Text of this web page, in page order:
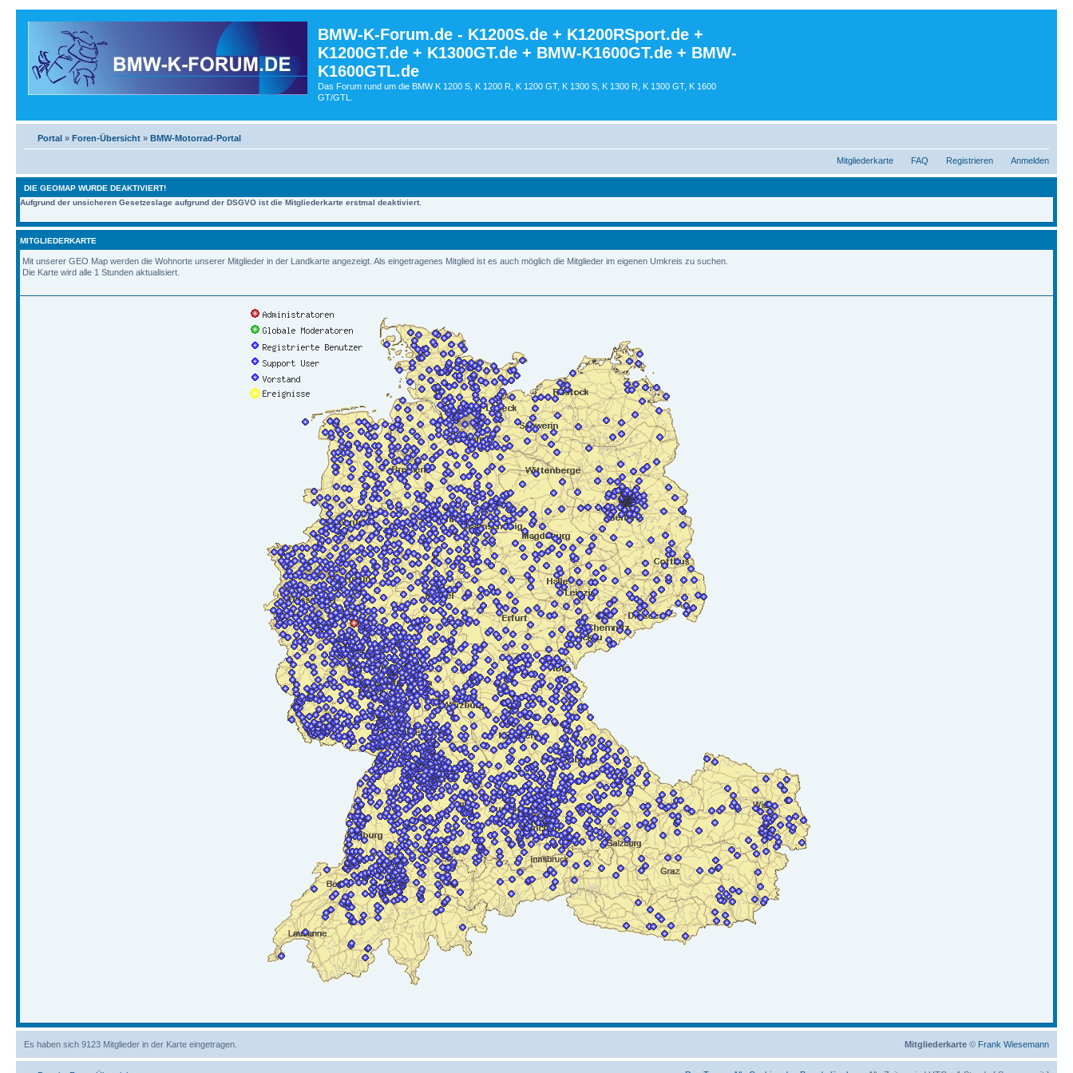
BMW-K-Forum.de - K1200S.de + K1200RSport.de +
K1200GT.de + K1300GT.de + BMW-K1600GT.de + BMW-
K1600GTL.de
Das Forum rund um die BMW K 1200 S, K 1200 R, K 1200 GT, K 1300 S, K 1300 R, K 1300 GT, K 1600
GT/GTL.
Portal » Foren-Übersicht » BMW-Motorrad-Portal
Mitgliederkarte FAQ Registrieren Anmelden
DIE GEOMAP WURDE DEAKTIVIERT!
Aufgrund der unsicheren Gesetzeslage aufgrund der DSGVO ist die Mitgliederkarte erstmal deaktiviert.
MITGLIEDERKARTE
Mit unserer GEO Map werden die Wohnorte unserer Mitglieder in der Landkarte angezeigt. Als eingetragenes Mitglied ist es auch möglich die Mitglieder im eigenen Umkreis zu suchen.
Die Karte wird alle 1 Stunden aktualisiert.
Es haben sich 9123 Mitglieder in der Karte eingetragen. Mitgliederkarte © Frank Wiesemann